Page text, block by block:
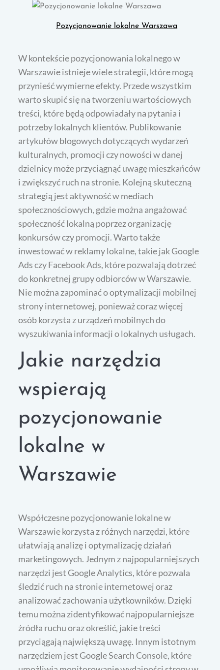
Pozycjonowanie lokalne Warszawa
W kontekście pozycjonowania lokalnego w
Warszawie istnieje wiele strategii, które mogą
przynieść wymierne efekty. Przede wszystkim
warto skupić się na tworzeniu wartościowych
treści, które będą odpowiadały na pytania i
potrzeby lokalnych klientów. Publikowanie
artykułów blogowych dotyczących wydarzeń
kulturalnych, promocji czy nowości w danej
dzielnicy może przyciągnąć uwagę mieszkańców
i zwiększyć ruch na stronie. Kolejną skuteczną
strategią jest aktywność w mediach
społecznościowych, gdzie można angażować
społeczność lokalną poprzez organizację
konkursów czy promocji. Warto także
inwestować w reklamy lokalne, takie jak Google
Ads czy Facebook Ads, które pozwalają dotrzeć
do konkretnej grupy odbiorców w Warszawie.
Nie można zapominać o optymalizacji mobilnej
strony internetowej, ponieważ coraz więcej
osób korzysta z urządzeń mobilnych do
wyszukiwania informacji o lokalnych usługach.
Jakie narzędzia
wspierają
pozycjonowanie
lokalne w
Warszawie
Współczesne pozycjonowanie lokalne w
Warszawie korzysta z różnych narzędzi, które
ułatwiają analizę i optymalizację działań
marketingowych. Jednym z najpopularniejszych
narzędzi jest Google Analytics, które pozwala
śledzić ruch na stronie internetowej oraz
analizować zachowania użytkowników. Dzięki
temu można zidentyfikować najpopularniejsze
źródła ruchu oraz określić, jakie treści
przyciągają największą uwagę. Innym istotnym
narzędziem jest Google Search Console, które